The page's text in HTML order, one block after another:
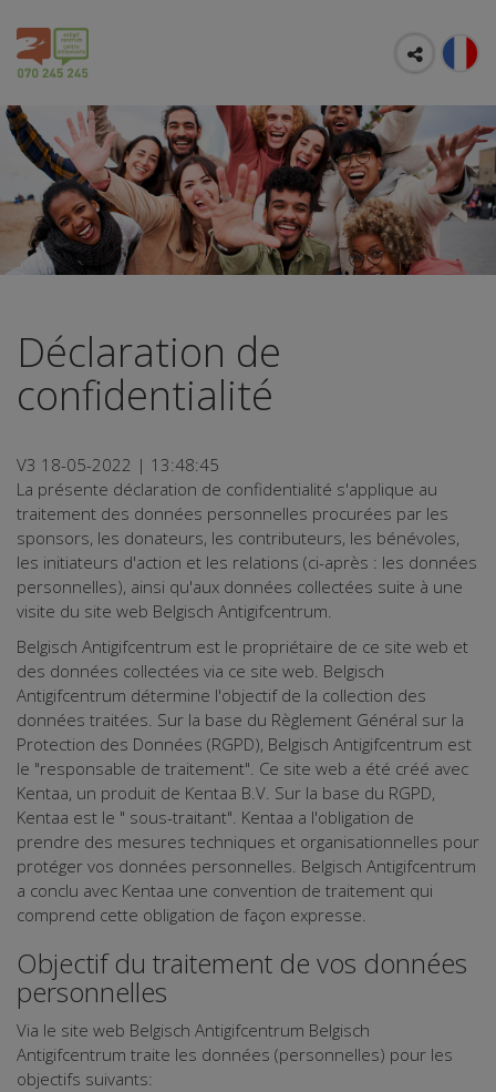
Déclaration de
confidentialité
V3 18-05-2022 | 13:48:45
La présente déclaration de confidentialité s'applique au
traitement des données personnelles procurées par les
sponsors, les donateurs, les contributeurs, les bénévoles,
les initiateurs d'action et les relations (ci-après : les données
personnelles), ainsi qu'aux données collectées suite à une
visite du site web Belgisch Antigifcentrum.
Belgisch Antigifcentrum est le propriétaire de ce site web et
des données collectées via ce site web. Belgisch
Antigifcentrum détermine l'objectif de la collection des
données traitées. Sur la base du Règlement Général sur la
Protection des Données (RGPD), Belgisch Antigifcentrum est
le "responsable de traitement". Ce site web a été créé avec
Kentaa, un produit de Kentaa B.V. Sur la base du RGPD,
Kentaa est le " sous-traitant". Kentaa a l'obligation de
prendre des mesures techniques et organisationnelles pour
protéger vos données personnelles. Belgisch Antigifcentrum
a conclu avec Kentaa une convention de traitement qui
comprend cette obligation de façon expresse.
Objectif du traitement de vos données
personnelles
Via le site web Belgisch Antigifcentrum Belgisch
Antigifcentrum traite les données (personnelles) pour les
objectifs suivants: